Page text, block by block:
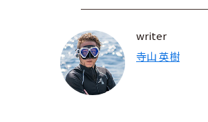
writer
寺山 英樹